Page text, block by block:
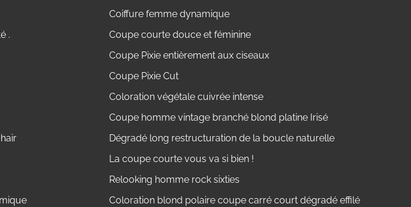
Coiffure femme dynamique
.
Coupe courte douce et féminine
Coupe Pixie entièrement aux ciseaux
Coupe Pixie Cut
Coloration végétale cuivrée intense
Coupe homme vintage branché blond platine Irisé
Dégradé long restructuration de la boucle naturelle
La coupe courte vous va si bien !
Relooking homme rock sixties
Coloration blond polaire coupe carré court dégradé effilé